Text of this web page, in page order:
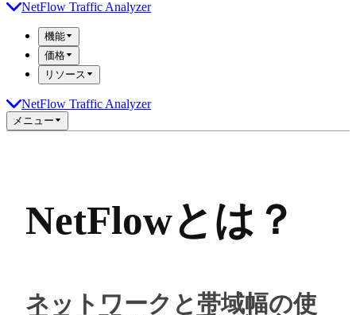
NetFlow Traffic Analyzer
機能
価格
リソース
NetFlow Traffic Analyzer
メニュー
NetFlowとは？
ネットワークと帯域幅の使